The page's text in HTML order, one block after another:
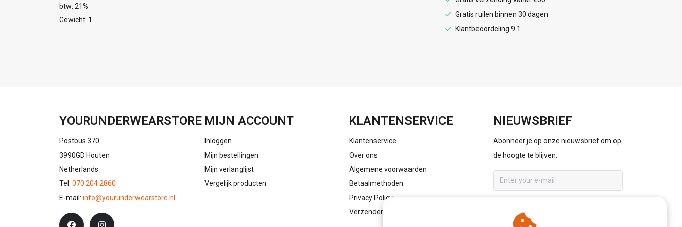
Gratis ruilen binnen 30 dagen
Klantbeoordeling 9.1
btw: 21%
Gewicht: 1
YOURUNDERWEARSTORE
Postbus 370
3990GD Houten
Netherlands
Tel: 070 204 2860
E-mail: info@yourunderwearstore.nl
MIJN ACCOUNT
Inloggen
Mijn bestellingen
Mijn verlanglijst
Vergelijk producten
KLANTENSERVICE
Klantenservice
Over ons
Algemene voorwaarden
Betaalmethoden
Privacy Policy
Verzenden & retourneren
NIEUWSBRIEF
Abonneer je op onze nieuwsbrief om op
de hoogte te blijven.